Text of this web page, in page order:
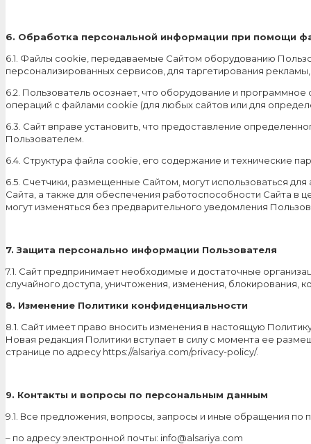
6. Обработка персональной информации при помощи
6.1. Файлы cookie, передаваемые Сайтом оборудованию
персонализированных сервисов, для таргетирования
6.2. Пользователь осознает, что оборудование и
операций с файлами cookie (для любых сайтов или для
6.3. Сайт вправе установить, что предоставление
Пользователем.
6.4. Структура файла cookie, его содержание и технические
6.5. Счетчики, размещенные Сайтом, могут использоваться
Сайта, а также для обеспечения работоспособности Сайта в
могут изменяться без предварительного уведомления
7. Защита персонально информации Пользователя
7.1. Сайт предпринимает необходимые и достаточные
случайного доступа, уничтожения, изменения, блокирования,
8. Изменение Политики конфиденциальности
8.1. Сайт имеет право вносить изменения в настоящую
Новая редакция Политики вступает в силу с момента ее
странице по адресу https://alsariya.com/privacy-policy/.
9. Контакты и вопросы по персональным данным
9.1. Все предложения, вопросы, запросы и иные обращения по
– по адресу электронной почты: info@alsariya.com